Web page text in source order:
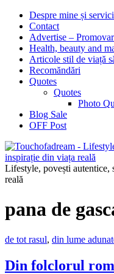
Despre mine și
Contact
Advertise –
Health, beauty and
Articole stil de viață
Recomăndări
Quotes
Quotes
Photo
Blog Sale
OFF Post
Lifestyle, povești autentice,
reală
pana de
de tot rasul, din lume
Din folclorul